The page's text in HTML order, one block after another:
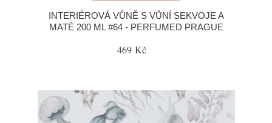
INTERIÉROVÁ VŮNĚ S VŮNÍ SEKVOJE A
MATÉ 200 ML #64 - PERFUMED PRAGUE
469 Kč